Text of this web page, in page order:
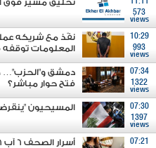
573
views
تحليق مسيّر فوق
10:29
993
views
نفّذ مع شريكه
المعلومات توقفه
07:34
1322
views
دمشق و"الحزب"…
فتح حوار مباشر؟
07:30
1397
views
المسيحيون
07:21
أسرار الصحف 6 آب 2026